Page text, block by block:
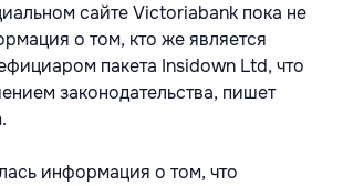
сайте Victoriabank пока не
о том, кто же является
пакета Insidown Ltd, что
законодательства, пишет
информация о том, что